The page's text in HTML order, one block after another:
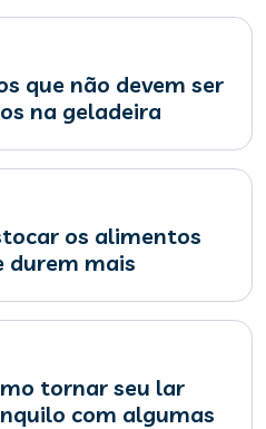
que não devem ser
na geladeira
os alimentos
durem mais
tornar seu lar
com algumas